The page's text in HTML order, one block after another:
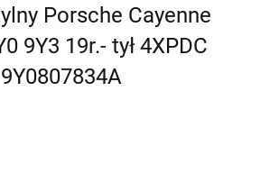
Porsche Cayenne
9Y3 19r.- tył 4XPDC
9Y0807834A